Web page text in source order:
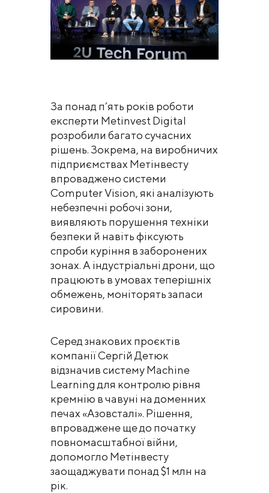
За понад п’ять років роботи
експерти Metinvest Digital
розробили багато сучасних
рішень. Зокрема, на виробничих
підприємствах Метінвесту
впроваджено системи
Computer Vision, які аналізують
небезпечні робочі зони,
виявляють порушення техніки
безпеки й навіть фіксують
спроби куріння в заборонених
зонах. А індустріальні дрони, що
працюють в умовах теперішніх
обмежень, моніторять запаси
сировини.
Серед знакових проєктів
компанії Сергій Детюк
відзначив систему Machine
Learning для контролю рівня
кремнію в чавуні на доменних
печах «Азовсталі». Рішення,
впроваджене ще до початку
повномасштабної війни,
допомогло Метінвесту
заощаджувати понад $1 млн на
рік.